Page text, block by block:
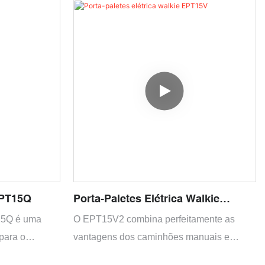
equipada
de carga máxima de 2.000 kg. Este
em espaços apertados, tornando-o uma
solução ideal para operações de
é uma
o
Porta-Paletes Elétrica Walkie
EPT15V
O EPT15V2 combina perfeitamente as
vantagens dos caminhões manuais e